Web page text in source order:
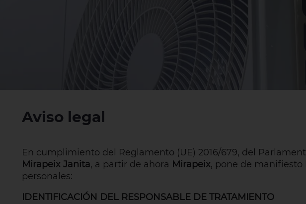
Aviso legal
En cumplimiento del Reglamento (UE) 2016/679, del
Mirapeix Janita, a partir de ahora Mirapeix, pone de
personales:
IDENTIFICACIÓN DEL RESPONSABLE DE TRATAMIENTO